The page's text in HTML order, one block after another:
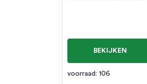
BEKIJKEN
voorraad: 106